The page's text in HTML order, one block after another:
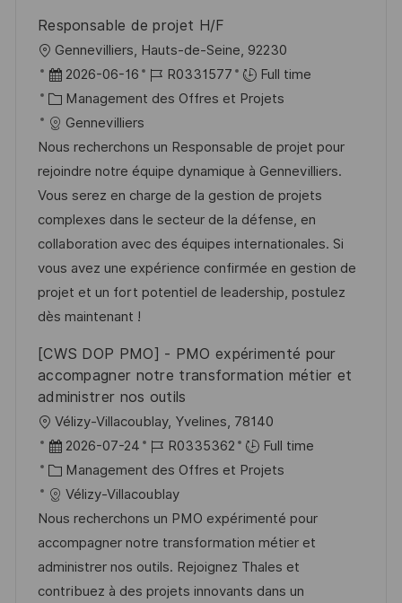
n c
h
a
g
e
u
p
o
s
e
Responsable de projet H/F
o
c
a
l
i
s
a
t
i
o
n
Gennevilliers, Hauts-de-Seine, 92230
D
a
t
e
d
’
a
f
f
i
c
a
g
e
2026-06-16
R
é
é
r
e
n
c
e
d
o
t
e
R0331577
Full time
C
a
t
é
g
o
r
i
e
Management des Offres et Projets
Gennevilliers
Nous recherchons un Responsable de projet pour
rejoindre notre équipe dynamique à Gennevilliers.
Vous serez en charge de la gestion de projets
complexes dans le secteur de la défense, en
collaboration avec des équipes internationales. Si
vous avez une expérience confirmée en gestion de
projet et un fort potentiel de leadership, postulez
dès maintenant !
[CWS DOP PMO] - PMO expérimenté pour
accompagner notre transformation métier et
administrer nos outils
o
c
a
l
i
s
a
Vélizy-Villacoublay, Yvelines, 78140
D
a
t
e
d
’
a
2026-07-24
R
é
f
é
r
e
n
R0335362
Full time
C
a
t
é
g
o
Management des Offres et Projets
Vélizy-Villacoublay
Nous recherchons un PMO expérimenté pour
accompagner notre transformation métier et
administrer nos outils. Rejoignez Thales et
contribuez à des projets innovants dans un